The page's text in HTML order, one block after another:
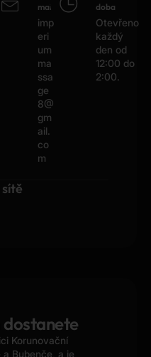
mail
imp
eri
um
ma
ssa
ge
8@
gm
ail.
co
m
doba
Otevřeno
každý
den od
12:00 do
2:00.
dostanete
Korunovační
Bubenče, a je